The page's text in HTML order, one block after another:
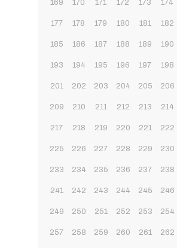
169 170 171 172 173 174
177 178 179 180 181 182
185 186 187 188 189 190
193 194 195 196 197 198
201 202 203 204 205 206
209 210 211 212 213 214
217 218 219 220 221 222
225 226 227 228 229 230
233 234 235 236 237 238
241 242 243 244 245 246
249 250 251 252 253 254
257 258 259 260 261 262